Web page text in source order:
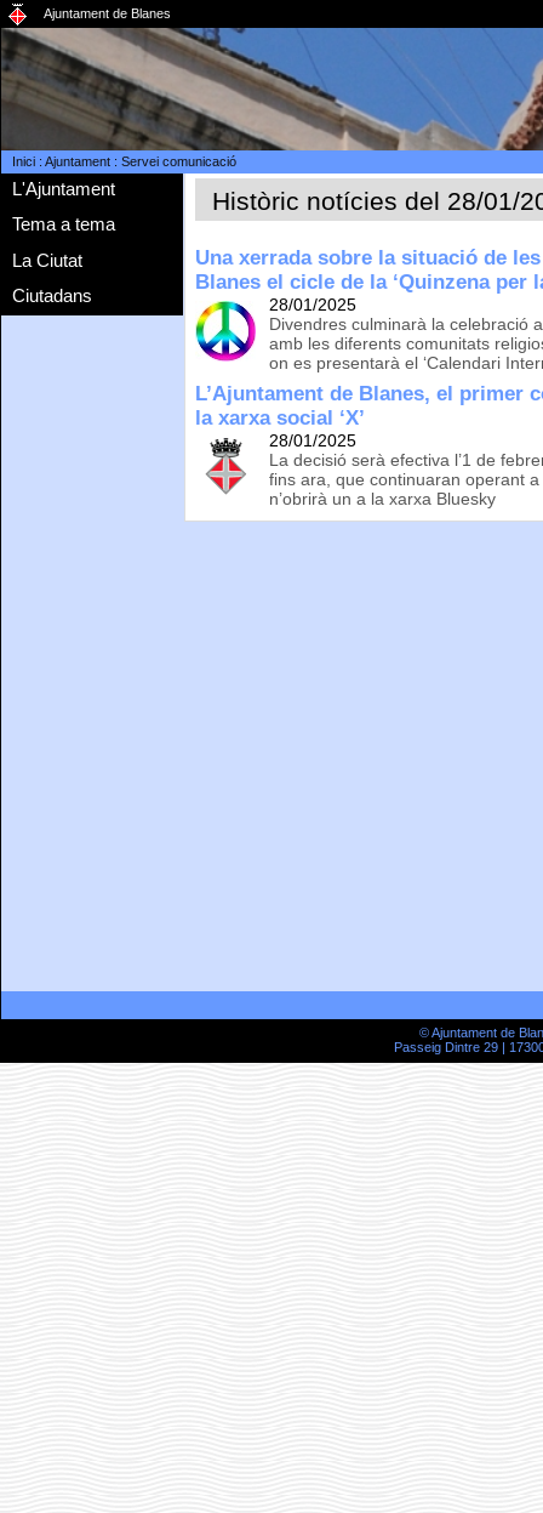
Ajuntament de Blanes
Inici: Ajuntament: Servei comunicació
L'Ajuntament
Tema a tema
La Ciutat
Ciutadans
Històric notícies del 28/01/
Una xerrada sobre la situació de
Blanes el cicle de la ‘Quinzena per
28/01/2025
Divendres culminarà la celebració
amb les diferents comunitats
on es presentarà el ‘Calendari
L’Ajuntament de Blanes, el primer
la xarxa social ‘X’
28/01/2025
La decisió serà efectiva l’1 de
fins ara, que continuaran operant
n’obrirà un a la xarxa Bluesky
© Ajuntament de
Passeig Dintre 29 |